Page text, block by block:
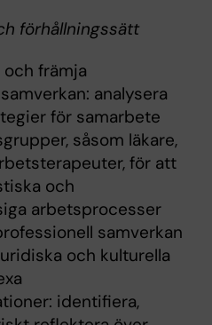
förhållningssätt
främja
analysera
för samarbete
såsom läkare,
för att
och
arbetsprocesser
samverkan
och kulturella
identifiera,